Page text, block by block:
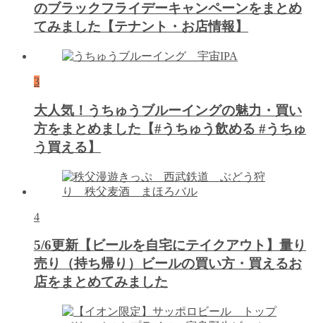
のブラックフライデーキャンペーンをまとめ
てみました【テナント・お店情報】
3
大人気！うちゅうブルーイングの魅力・買い
方をまとめました【#うちゅう飲める #うちゅ
う買える】
4
5/6更新【ビールを自宅にテイクアウト】量り
売り（持ち帰り）ビールの買い方・買えるお
店をまとめてみました